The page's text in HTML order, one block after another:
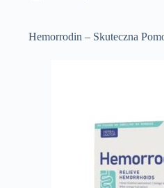
Hemorrodin – Skuteczna